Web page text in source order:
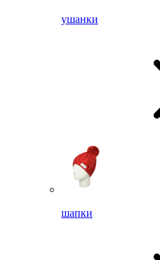
ушанки
шапки